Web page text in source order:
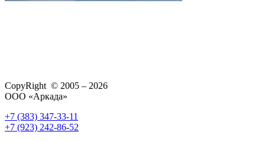
CopyRight © 2005 – 2026
ООО «Аркада»
+7 (383) 347-33-11
+7 (923) 242-86-52